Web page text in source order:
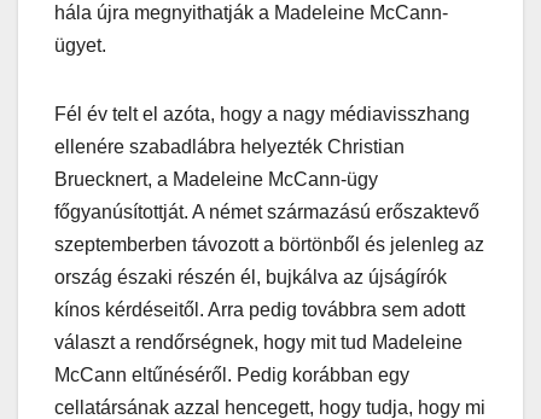
hála újra megnyithatják a Madeleine McCann-
ügyet.
Fél év telt el azóta, hogy a nagy médiavisszhang
ellenére szabadlábra helyezték Christian
Bruecknert, a Madeleine McCann-ügy
főgyanúsítottját. A német származású erőszaktevő
szeptemberben távozott a börtönből és jelenleg az
ország északi részén él, bujkálva az újságírók
kínos kérdéseitől. Arra pedig továbbra sem adott
választ a rendőrségnek, hogy mit tud Madeleine
McCann eltűnéséről. Pedig korábban egy
cellatársának azzal hencegett, hogy tudja, hogy mi